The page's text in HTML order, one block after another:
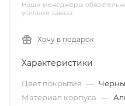
Наши менеджеры
условия заказа
Хочу в подарок
Характеристики
Цвет покрытия —
Материал корпуса —